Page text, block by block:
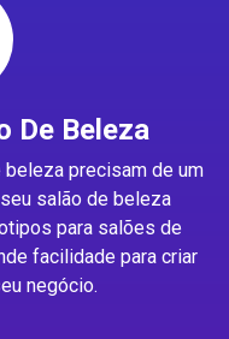
De Beleza
precisam de um
salão de beleza
para salões de
facilidade para criar
negócio.